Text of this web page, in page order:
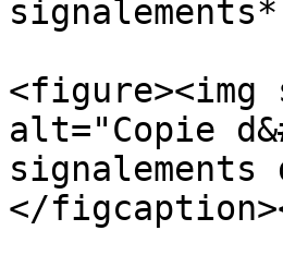
<figure><img
alt="Copie
signalements
</